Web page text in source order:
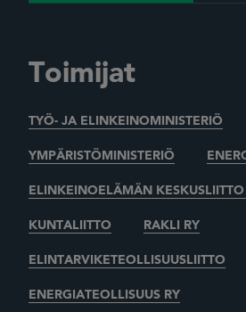
Toimijat
TYÖ- JA ELINKEINOMINISTERIÖ
YMPÄRISTÖMINISTERIÖ
ELINKEINOELÄMÄN
KUNTALIITTO RAKLI RY
ELINTARVIKETEOLLISUUSLIITTO
ENERGIATEOLLISUUS RY